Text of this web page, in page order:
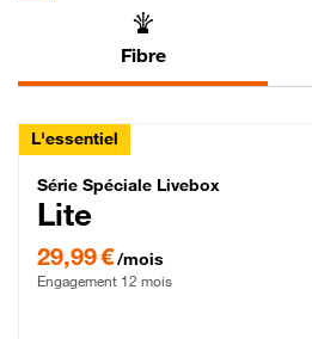
Fibre
L'essentiel
Série Spéciale
Série Spéciale Livebox
Lite
29,99 €/mois
Engagement 12 mois